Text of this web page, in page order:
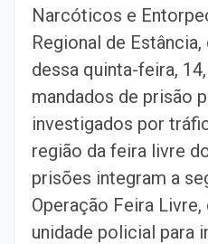
Narcóticos e
Regional de
dessa quinta-feira,
mandados de prisão
investigados por
região da feira livre
prisões integram a
Operação Feira Livre,
unidade policial para